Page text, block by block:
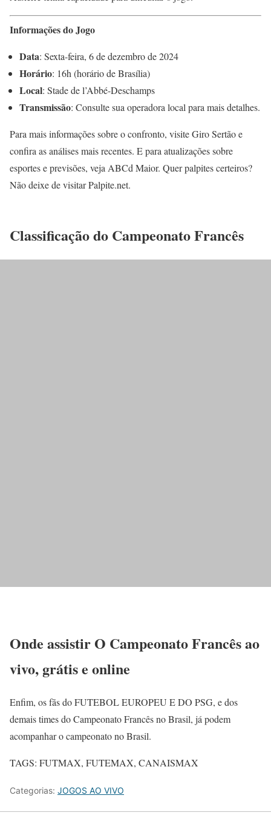
Informações do Jogo
Data: Sexta-feira, 6 de dezembro de 2024
Horário: 16h (horário de Brasília)
Local: Stade de l’Abbé-Deschamps
Transmissão: Consulte sua operadora local para mais detalhes.
Para mais informações sobre o confronto, visite Giro Sertão e
confira as análises mais recentes. E para atualizações sobre
esportes e previsões, veja ABCd Maior. Quer palpites certeiros?
Não deixe de visitar Palpite.net.
Classificação do Campeonato Francês
Onde assistir O Campeonato Francês ao
vivo, grátis e online
Enfim, os fãs do FUTEBOL EUROPEU E DO PSG, e dos
demais times do Campeonato Francês no Brasil, já podem
acompanhar o campeonato no Brasil.
TAGS: FUTMAX, FUTEMAX, CANAISMAX
Categorias: JOGOS AO VIVO